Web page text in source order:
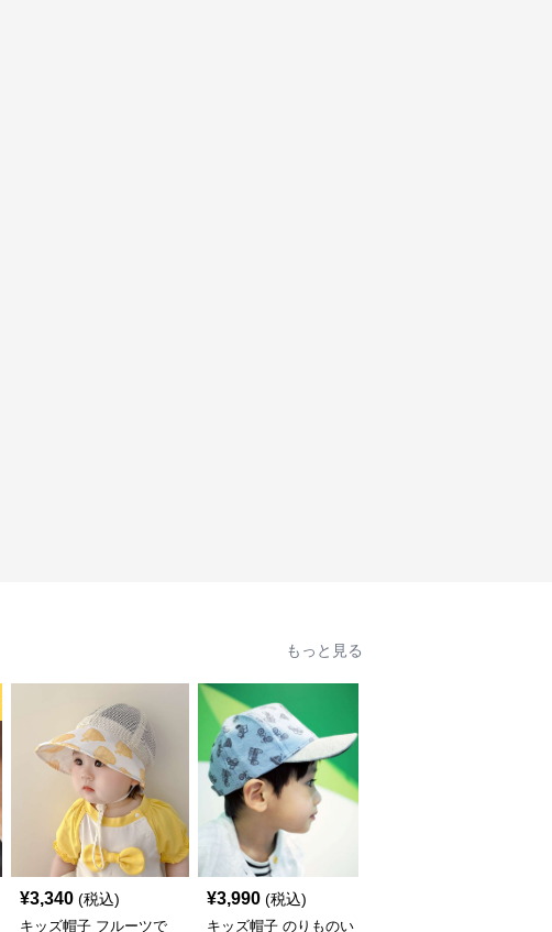
もっと見る
¥3,340 (税込)
キッズ帽子 フルーツで
¥3,990 (税込)
キッズ帽子 のりものい